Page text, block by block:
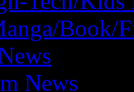
Book/
News